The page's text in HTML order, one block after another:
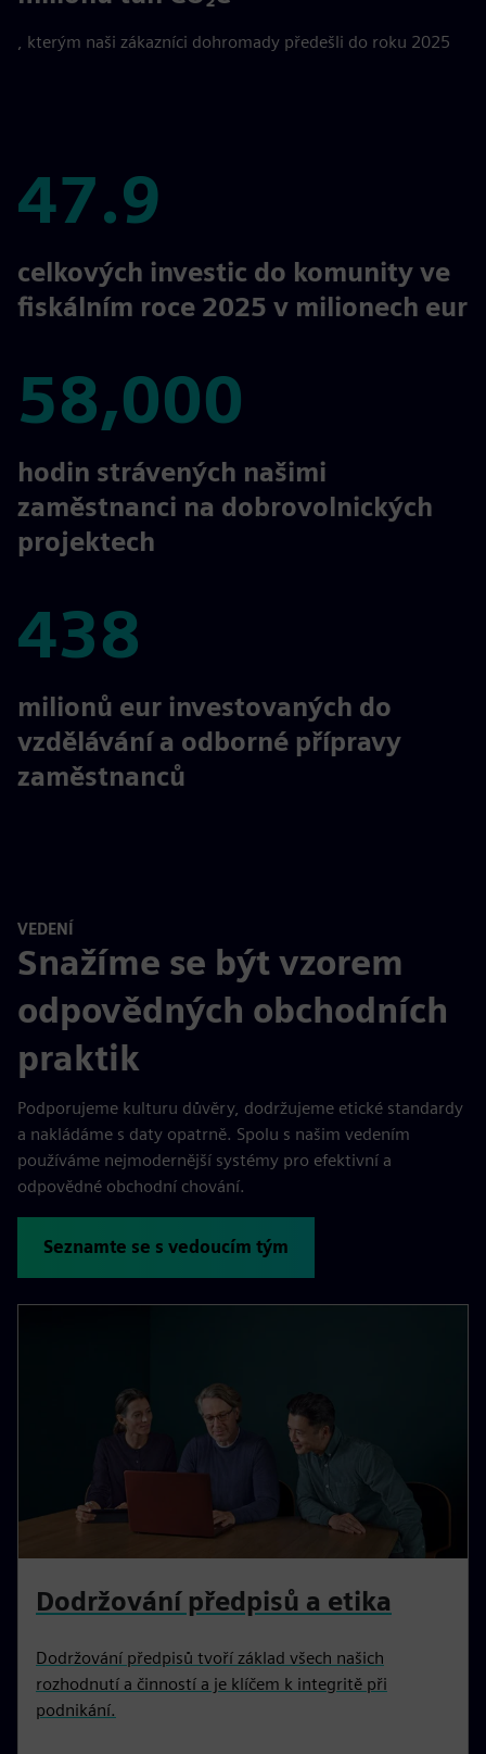
, kterým naši zákazníci dohromady předešli do roku 2025
47.9
47.9
celkových investic do komunity ve
fiskálním roce 2025 v milionech eur
58,000
58,000
hodin strávených našimi
zaměstnanci na dobrovolnických
projektech
438
438
milionů eur investovaných do
vzdělávání a odborné přípravy
zaměstnanců
VEDENÍ
Snažíme se být vzorem
odpovědných obchodních
praktik
Podporujeme kulturu důvěry, dodržujeme etické standardy
a nakládáme s daty opatrně. Spolu s našim vedením
používáme nejmodernější systémy pro efektivní a
odpovědné obchodní chování.
Seznamte se s vedoucím tým
Dodržování předpisů a etika
Dodržování předpisů tvoří základ všech našich
rozhodnutí a činností a je klíčem k integritě při
podnikání.